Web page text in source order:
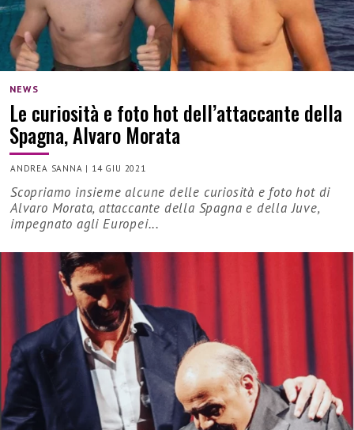
NEWS
Le curiosità e foto hot dell’attaccante della
Spagna, Alvaro Morata
ANDREA SANNA | 14 GIU 2021
Scopriamo insieme alcune delle curiosità e foto hot di
Alvaro Morata, attaccante della Spagna e della Juve,
impegnato agli Europei...